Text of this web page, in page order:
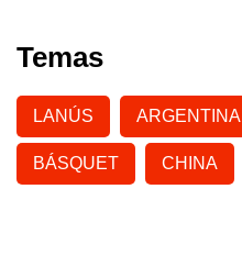
Temas
LANÚS ARGENTINA
BÁSQUET CHINA